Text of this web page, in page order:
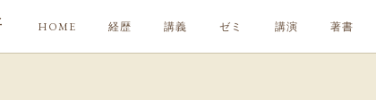
HOME 経歴 講義 ゼミ 講演 著書